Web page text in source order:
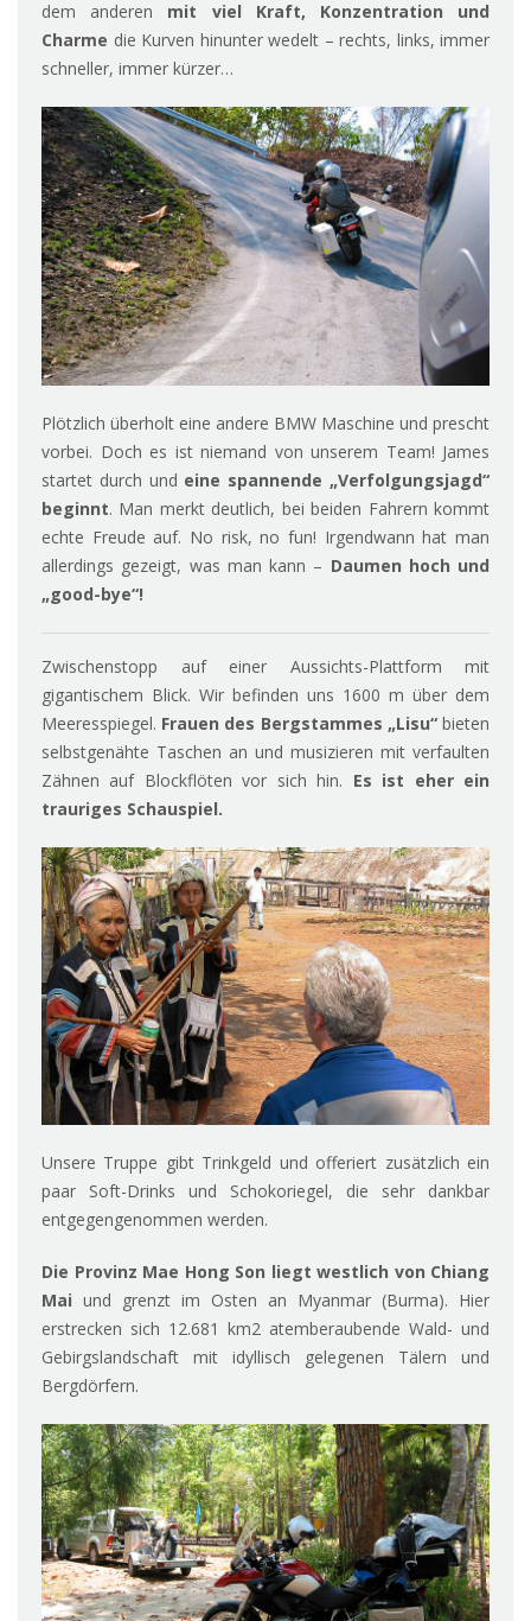
dem anderen mit viel Kraft, Konzentration und
Charme die Kurven hinunter wedelt – rechts, links, immer
schneller, immer kürzer…
Plötzlich überholt eine andere BMW Maschine und prescht
vorbei. Doch es ist niemand von unserem Team! James
startet durch und eine spannende „Verfolgungsjagd“
beginnt. Man merkt deutlich, bei beiden Fahrern kommt
echte Freude auf. No risk, no fun! Irgendwann hat man
allerdings gezeigt, was man kann – Daumen hoch und
„good-bye“!
Zwischenstopp auf einer Aussichts-Plattform mit
gigantischem Blick. Wir befinden uns 1600 m über dem
Meeresspiegel. Frauen des Bergstammes „Lisu“bieten
selbstgenähte Taschen an und musizieren mit verfaulten
Zähnen auf Blockflöten vor sich hin. Es ist eher ein
trauriges Schauspiel.
Unsere Truppe gibt Trinkgeld und offeriert zusätzlich ein
paar Soft-Drinks und Schokoriegel, die sehr dankbar
entgegengenommen werden.
Die Provinz Mae Hong Son liegt westlich von Chiang
Mai und grenzt im Osten an Myanmar (Burma). Hier
erstrecken sich 12.681 km2 atemberaubende Wald- und
Gebirgslandschaft mit idyllisch gelegenen Tälern und
Bergdörfern.